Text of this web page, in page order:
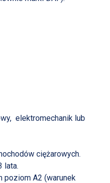
elektromechanik lub
ciężarowych.
lata.
A2 (warunek